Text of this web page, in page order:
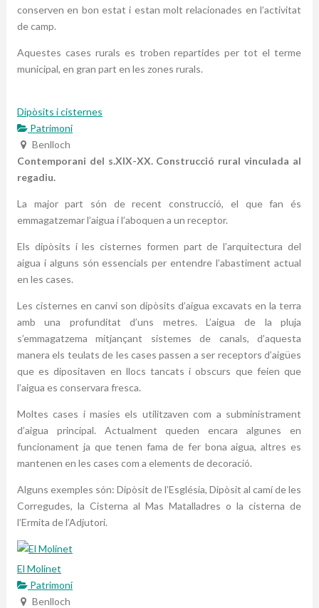
conserven en bon estat i estan molt relacionades en l’activitat
de camp.
Aquestes cases rurals es troben repartides per tot el terme
municipal, en gran part en les zones rurals.
Dipòsits i cisternes
Patrimoni
Benlloch
Contemporani del s.XIX-XX. Construcció rural vinculada al
regadiu.
La major part són de recent construcció, el que fan és
emmagatzemar l’aigua i l’aboquen a un receptor.
Els dipòsits i les cisternes formen part de l’arquitectura del
aigua i alguns són essencials per entendre l’abastiment actual
en les cases.
Les cisternes en canvi son dipòsits d’aigua excavats en la terra
amb una profunditat d’uns metres. L’aigua de la pluja
s’emmagatzema mitjançant sistemes de canals, d’aquesta
manera els teulats de les cases passen a ser receptors d’aigües
que es dipositaven en llocs tancats i obscurs que feien que
l’aigua es conservara fresca.
Moltes cases i masies els utilitzaven com a subministrament
d’aigua principal. Actualment queden encara algunes en
funcionament ja que tenen fama de fer bona aigua, altres es
mantenen en les cases com a elements de decoració.
Alguns exemples són: Dipòsit de l’Església, Dipòsit al camí de les
Corregudes, la Cisterna al Mas Matalladres o la cisterna de
l’Ermita de l’Adjutori.
El Molinet
Patrimoni
Benlloch